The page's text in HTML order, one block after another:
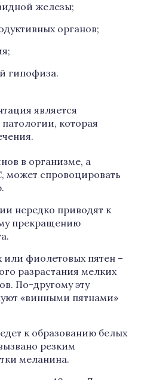
железы;
органов;
гипофиза.
является
которая
в организме, а
может спровоцировать
нередко приводят к
прекращению
или фиолетовых пятен –
разрастания мелких
По-другому эту
«винными пятнами»
к образованию белых
резким
меланина.